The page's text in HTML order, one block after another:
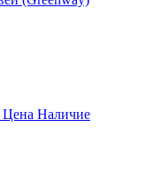
Цена Наличие